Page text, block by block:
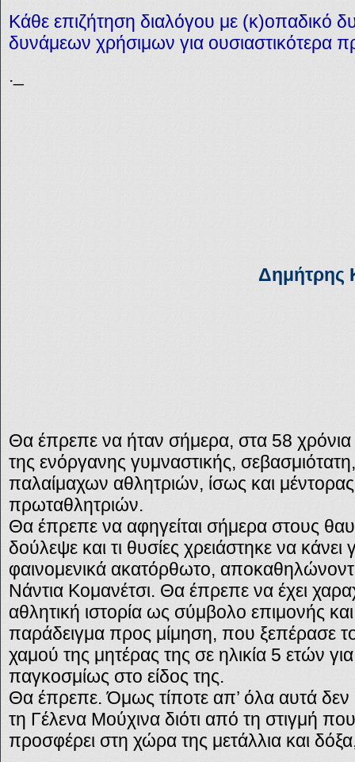
Κάθε επιζήτηση διαλόγου με (κ)οπαδικό
δυνάμεων χρήσιμων για ουσιαστικότερα
._
Δημήτρης
Θα έπρεπε να ήταν σήμερα, στα 58 χρόνια
της ενόργανης γυμναστικής,
παλαίμαχων αθλητριών, ίσως και
πρωταθλητριών.
Θα έπρεπε να αφηγείται σήμερα στους
δούλεψε και τι θυσίες χρειάστηκε να κάνει
φαινομενικά ακατόρθωτο,
Νάντια Κομανέτσι. Θα έπρεπε να έχει
αθλητική ιστορία ως σύμβολο επιμονής
παράδειγμα προς μίμηση, που ξεπέρασε
χαμού της μητέρας της σε ηλικία 5 ετών
παγκοσμίως στο είδος της.
Θα έπρεπε. Όμως τίποτε απ’ όλα αυτά
τη Γέλενα Μούχινα διότι από τη στιγμή
προσφέρει στη χώρα της μετάλλια και